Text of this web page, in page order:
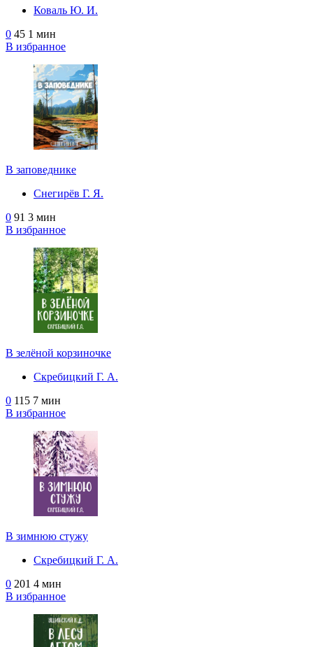
Коваль Ю. И.
0 45 1 мин
В избранное
В заповеднике
Снегирёв Г. Я.
0 91 3 мин
В избранное
В зелёной корзиночке
Скребицкий Г. А.
0 115 7 мин
В избранное
В зимнюю стужу
Скребицкий Г. А.
0 201 4 мин
В избранное